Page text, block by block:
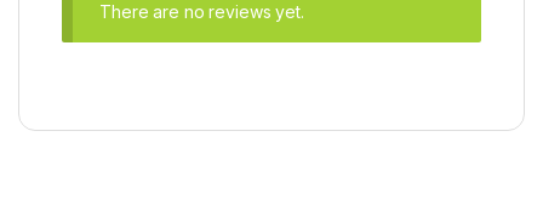
There are no reviews yet.